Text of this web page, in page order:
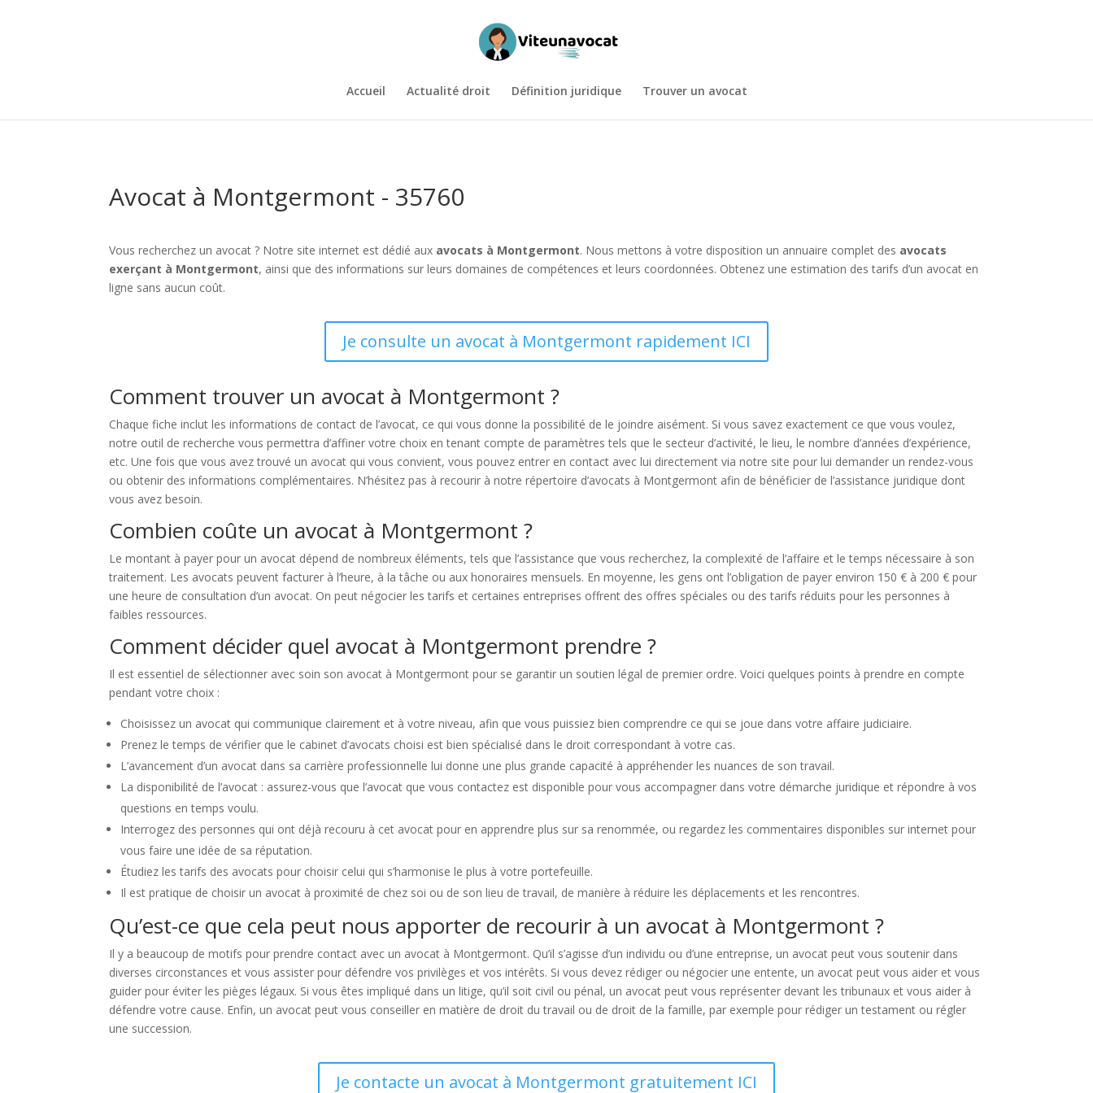
Accueil Actualité droit Définition juridique Trouver un avocat
Avocat à Montgermont - 35760
Vous recherchez un avocat ? Notre site internet est dédié aux avocats à Montgermont. Nous mettons à votre disposition un annuaire complet des avocats
exerçant à Montgermont, ainsi que des informations sur leurs domaines de compétences et leurs coordonnées. Obtenez une estimation des tarifs d’un avocat en
ligne sans aucun coût.
Je consulte un avocat à Montgermont rapidement ICI
Comment trouver un avocat à Montgermont ?
Chaque fiche inclut les informations de contact de l’avocat, ce qui vous donne la possibilité de le joindre aisément. Si vous savez exactement ce que vous voulez,
notre outil de recherche vous permettra d’affiner votre choix en tenant compte de paramètres tels que le secteur d’activité, le lieu, le nombre d’années d’expérience,
etc. Une fois que vous avez trouvé un avocat qui vous convient, vous pouvez entrer en contact avec lui directement via notre site pour lui demander un rendez-vous
ou obtenir des informations complémentaires. N’hésitez pas à recourir à notre répertoire d’avocats à Montgermont afin de bénéficier de l’assistance juridique dont
vous avez besoin.
Combien coûte un avocat à Montgermont ?
Le montant à payer pour un avocat dépend de nombreux éléments, tels que l’assistance que vous recherchez, la complexité de l’affaire et le temps nécessaire à son
traitement. Les avocats peuvent facturer à l’heure, à la tâche ou aux honoraires mensuels. En moyenne, les gens ont l’obligation de payer environ 150 € à 200 € pour
une heure de consultation d’un avocat. On peut négocier les tarifs et certaines entreprises offrent des offres spéciales ou des tarifs réduits pour les personnes à
faibles ressources.
Comment décider quel avocat à Montgermont prendre ?
Il est essentiel de sélectionner avec soin son avocat à Montgermont pour se garantir un soutien légal de premier ordre. Voici quelques points à prendre en compte
pendant votre choix :
Choisissez un avocat qui communique clairement et à votre niveau, afin que vous puissiez bien comprendre ce qui se joue dans votre affaire judiciaire.
Prenez le temps de vérifier que le cabinet d’avocats choisi est bien spécialisé dans le droit correspondant à votre cas.
L’avancement d’un avocat dans sa carrière professionnelle lui donne une plus grande capacité à appréhender les nuances de son travail.
La disponibilité de l’avocat : assurez-vous que l’avocat que vous contactez est disponible pour vous accompagner dans votre démarche juridique et répondre à vos
questions en temps voulu.
Interrogez des personnes qui ont déjà recouru à cet avocat pour en apprendre plus sur sa renommée, ou regardez les commentaires disponibles sur internet pour
vous faire une idée de sa réputation.
Étudiez les tarifs des avocats pour choisir celui qui s’harmonise le plus à votre portefeuille.
Il est pratique de choisir un avocat à proximité de chez soi ou de son lieu de travail, de manière à réduire les déplacements et les rencontres.
Qu’est-ce que cela peut nous apporter de recourir à un avocat à Montgermont ?
Il y a beaucoup de motifs pour prendre contact avec un avocat à Montgermont. Qu’il s’agisse d’un individu ou d’une entreprise, un avocat peut vous soutenir dans
diverses circonstances et vous assister pour défendre vos privilèges et vos intérêts. Si vous devez rédiger ou négocier une entente, un avocat peut vous aider et vous
guider pour éviter les pièges légaux. Si vous êtes impliqué dans un litige, qu’il soit civil ou pénal, un avocat peut vous représenter devant les tribunaux et vous aider à
défendre votre cause. Enfin, un avocat peut vous conseiller en matière de droit du travail ou de droit de la famille, par exemple pour rédiger un testament ou régler
une succession.
Je contacte un avocat à Montgermont gratuitement ICI